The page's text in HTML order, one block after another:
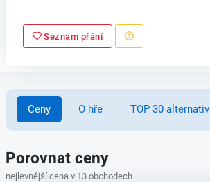
Seznam přání
Ceny O hře TOP 30 alternativ
Porovnat ceny
nejlevnější cena v 13 obchodech